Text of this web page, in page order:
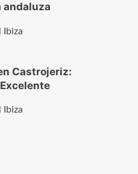
Castrojeriz: